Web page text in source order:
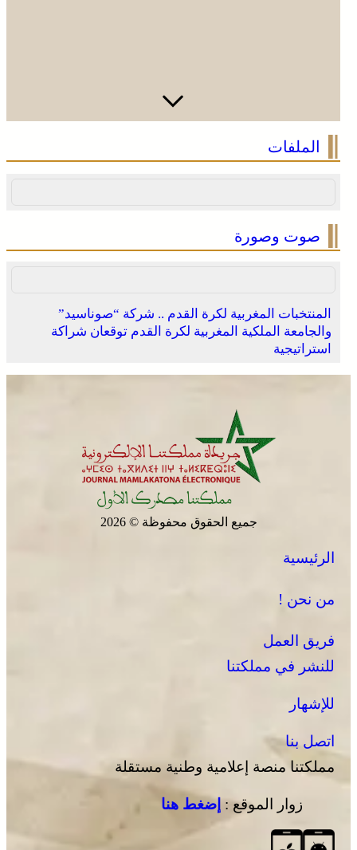
الملفات
صوت وصورة
المنتخبات المغربية لكرة القدم .. شركة “صوناسيد”
والجامعة الملكية المغربية لكرة القدم توقعان شراكة
استراتيجية
جميع الحقوق محفوظة © 2026
الرئيسية
من نحن !
فريق العمل
للنشر في مملكتنا
للإشهار
اتصل بنا
مملكتنا منصة إعلامية وطنية مستقلة
زوار الموقع : إضغط هنا